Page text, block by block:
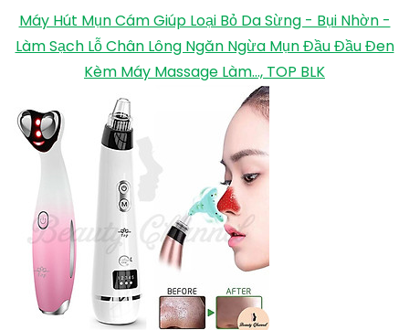
Máy Hút Mụn Cám Giúp Loại Bỏ Da Sừng - Bụi Nhờn -
Làm Sạch Lỗ Chân Lông Ngăn Ngừa Mụn Đầu Đầu Đen
Kèm Máy Massage Làm..., TOP BLK